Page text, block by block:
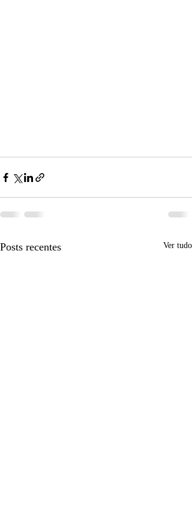
Posts recentes Ver tudo